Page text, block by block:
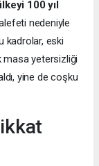
100 yıl
nedeniyle
kadrolar, eski
masa yetersizliği
yine de coşku